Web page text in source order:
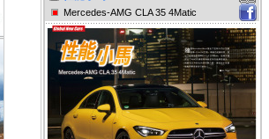
Mercedes-AMG CLA 35 4Matic